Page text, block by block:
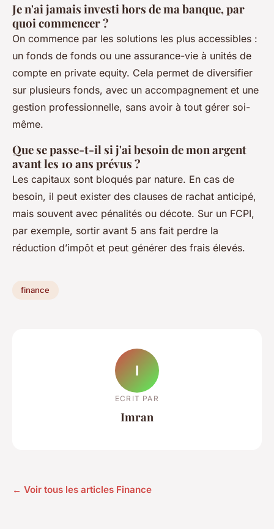
Je n'ai jamais investi hors de ma banque, par
quoi commencer ?
On commence par les solutions les plus accessibles :
un fonds de fonds ou une assurance-vie à unités de
compte en private equity. Cela permet de diversifier
sur plusieurs fonds, avec un accompagnement et une
gestion professionnelle, sans avoir à tout gérer soi-
même.
Que se passe-t-il si j'ai besoin de mon argent
avant les 10 ans prévus ?
Les capitaux sont bloqués par nature. En cas de
besoin, il peut exister des clauses de rachat anticipé,
mais souvent avec pénalités ou décote. Sur un FCPI,
par exemple, sortir avant 5 ans fait perdre la
réduction d’impôt et peut générer des frais élevés.
finance
I
ECRIT PAR
Imran
← Voir tous les articles Finance